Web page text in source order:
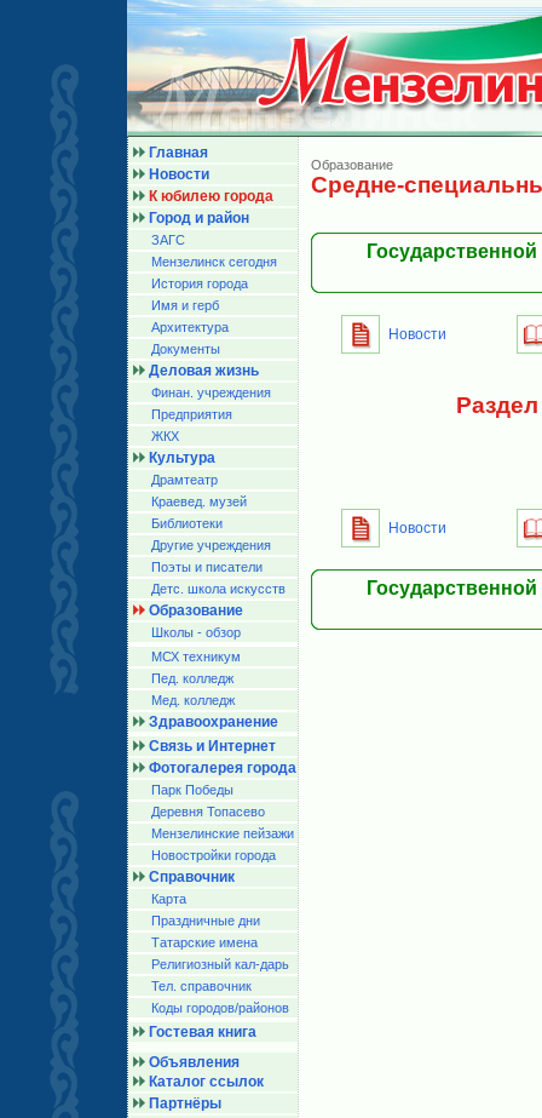
Главная
Новости
К юбилею города
Город и район
ЗАГС
Мензелинск сегодня
История города
Имя и герб
Архитектура
Документы
Деловая жизнь
Финан. учреждения
Предприятия
ЖКХ
Культура
Драмтеатр
Краевед. музей
Библиотеки
Другие учреждения
Поэты и писатели
Детс. школа искусств
Образование
Школы - обзор
МСХ техникум
Пед. колледж
Мед. колледж
Здравоохранение
Связь и Интернет
Фотогалерея города
Парк Победы
Деревня Топасево
Мензелинские пейзажи
Новостройки города
Справочник
Карта
Праздничные дни
Татарские имена
Религиозный кал-дарь
Тел. справочник
Коды городов/райoнов
Гостевая книга
Объявления
Каталог ссылок
Партнёры
Образование
Средне-
Новости
Новости